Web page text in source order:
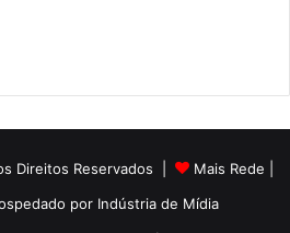
Direitos Reservados | Mais Rede
por Indústria de Mídia